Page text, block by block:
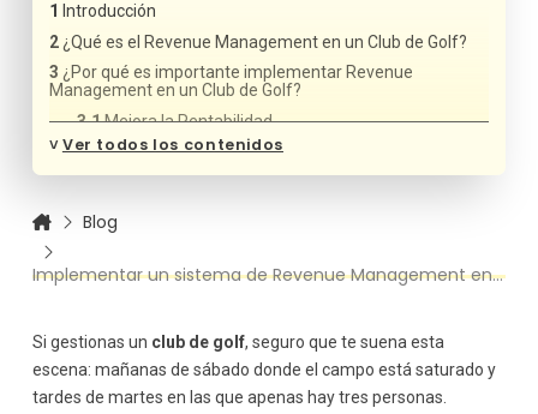
Introducción
¿Qué es el Revenue Management en un Club de Golf?
¿Por qué es importante implementar Revenue
Management en un Club de Golf?
Mejora la Rentabilidad
Maximiza la Utilización de las Instalaciones
Management en un Club de Golf
Gestión de la Disponibilidad
Implementación de Tecnología de Gestión de
Ingresos
˅Ver todos los contenidos
Blog
Implementar un sistema de Revenue Management en un Club de Golf
Si gestionas un club de golf, seguro que te suena esta
escena: mañanas de sábado donde el campo está saturado y
tardes de martes en las que apenas hay tres personas.